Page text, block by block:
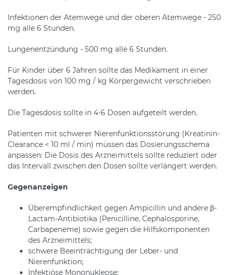
Infektionen der Atemwege und der oberen Atemwege - 250
mg alle 6 Stunden.
Lungenentzündung - 500 mg alle 6 Stunden.
Für Kinder über 6 Jahren sollte das Medikament in einer
Tagesdosis von 100 mg / kg Körpergewicht verschrieben
werden.
Die Tagesdosis sollte in 4-6 Dosen aufgeteilt werden.
Patienten mit schwerer Nierenfunktionsstörung (Kreatinin-
Clearance < 10 ml / min) müssen das Dosierungsschema
anpassen: Die Dosis des Arzneimittels sollte reduziert oder
das Intervall zwischen den Dosen sollte verlängert werden.
Gegenanzeigen
Überempfindlichkeit gegen Ampicillin und andere β-
Lactam-Antibiotika (Penicilline, Cephalosporine,
Carbapeneme) sowie gegen die Hilfskomponenten
des Arzneimittels;
schwere Beeinträchtigung der Leber- und
Nierenfunktion;
Infektiöse Mononukleose;